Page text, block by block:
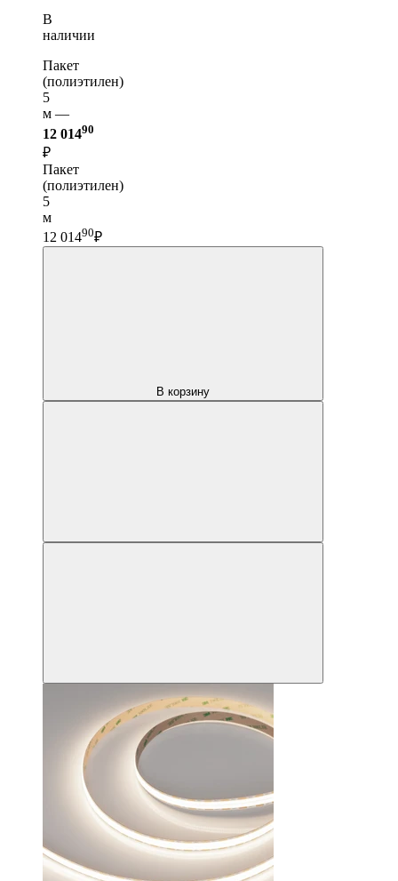
В
наличии
Пакет
(полиэтилен)
5
м —
12 01490
₽
Пакет
(полиэтилен)
5
м
12 01490₽
В корзину